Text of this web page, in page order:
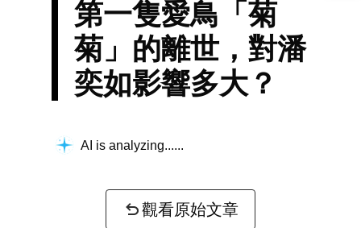
第一隻愛鳥「菊
菊」的離世，對潘
奕如影響多大？
AI is analyzing...
觀看原始文章